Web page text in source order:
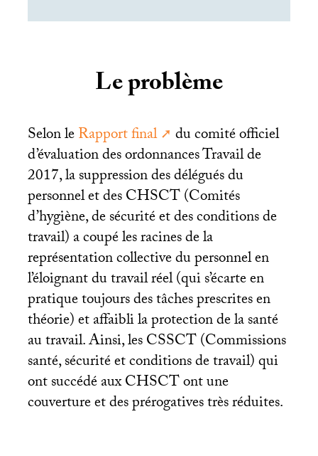
Le problème
Selon leRapport final
du comité officiel
d’évaluation des ordonnances Travail de
2017, la suppression des délégués du
personnel et desCHSCT(Comités
d’hygiène, de sécurité et des conditions de
travail) a coupé les racines de la
représentation collective du personnel en
l’éloignant du travail réel (qui s’écarte en
pratique toujours des tâches prescrites en
théorie) et affaibli la protection de la santé
au travail. Ainsi, lesCSSCT(Commissions
santé, sécurité et conditions de travail) qui
ont succédé auxCHSCTont une
couverture et des prérogatives très réduites.